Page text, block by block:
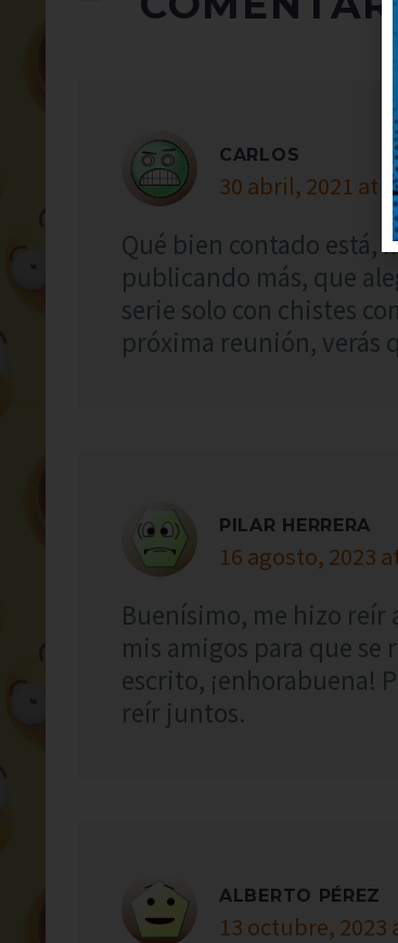
CARLOS
30 abril, 2021 at
Qué bien contado está,
publicando más, que
serie solo con chistes
próxima reunión, verás
PILAR HERRERA
16 agosto, 2023
Buenísimo, me hizo reír
mis amigos para que
escrito, ¡enhorabuena!
reír juntos.
ALBERTO PÉREZ
13 octubre, 2023